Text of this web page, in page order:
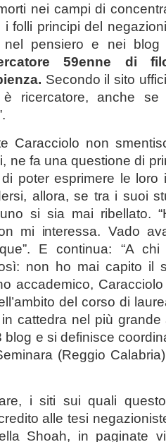
nei campi di
i folli principi del
nel pensiero e nei
59enne di
Secondo il sito
ricercatore, anche
Caracciolo non
ne fa una questione di
poter esprimere le loro
allora, se tra i suoi
si sia mai ribellato.
mi interessa. Vado
E continua: “A
non ho mai capito il
accademico,
del corso di
cattedra nel più grande
e si definisce
(Reggio
i siti sui quali
alle tesi
Shoah, in paginate